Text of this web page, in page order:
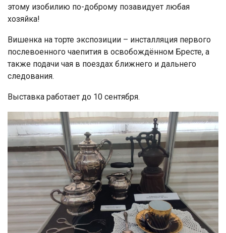
этому изобилию по-доброму позавидует любая
хозяйка!
Вишенка на торте экспозиции – инсталляция первого
послевоенного чаепития в освобождённом Бресте, а
также подачи чая в поездах ближнего и дальнего
следования.
Выставка работает до 10 сентября.